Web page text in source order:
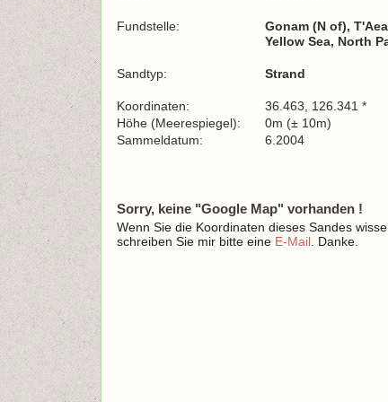
Fundstelle:
Gonam (N of),
Yellow Sea, North
Sandtyp: Strand
Koordinaten:
36.463, 126.341 *
Höhe (Meerespiegel):
0m (± 10m)
Sammeldatum:
6.2004
Sorry, keine "Google Map" vorhanden !
Wenn Sie die Koordinaten dieses Sandes
schreiben Sie mir bitte eine E-Mail . Danke.